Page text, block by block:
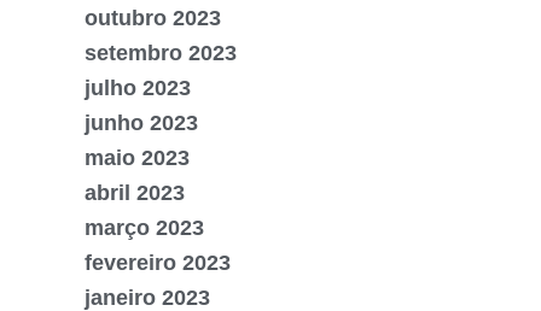
outubro 2023
setembro 2023
julho 2023
junho 2023
maio 2023
abril 2023
março 2023
fevereiro 2023
janeiro 2023